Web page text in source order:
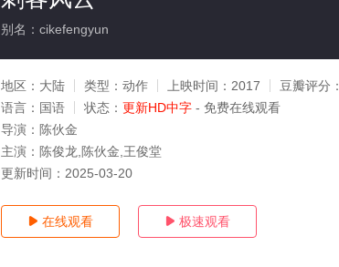
别名：cikefengyun
地区： 大陆 类型： 动作 上映时间： 2017 豆瓣评分：
语言： 国语 状态： 更新HD中字 - 免费在线观看
导演： 陈伙金
主演： 陈俊龙,陈伙金,王俊堂
更新时间： 2025-03-20
 在线观看  极速观看